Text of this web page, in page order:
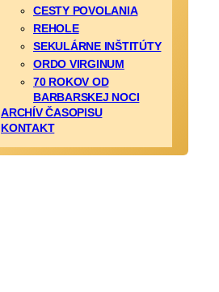
CESTY POVOLANIA
REHOLE
SEKULÁRNE INŠTITÚTY
ORDO VIRGINUM
70 ROKOV OD
BARBARSKEJ NOCI
ARCHÍV ČASOPISU
KONTAKT